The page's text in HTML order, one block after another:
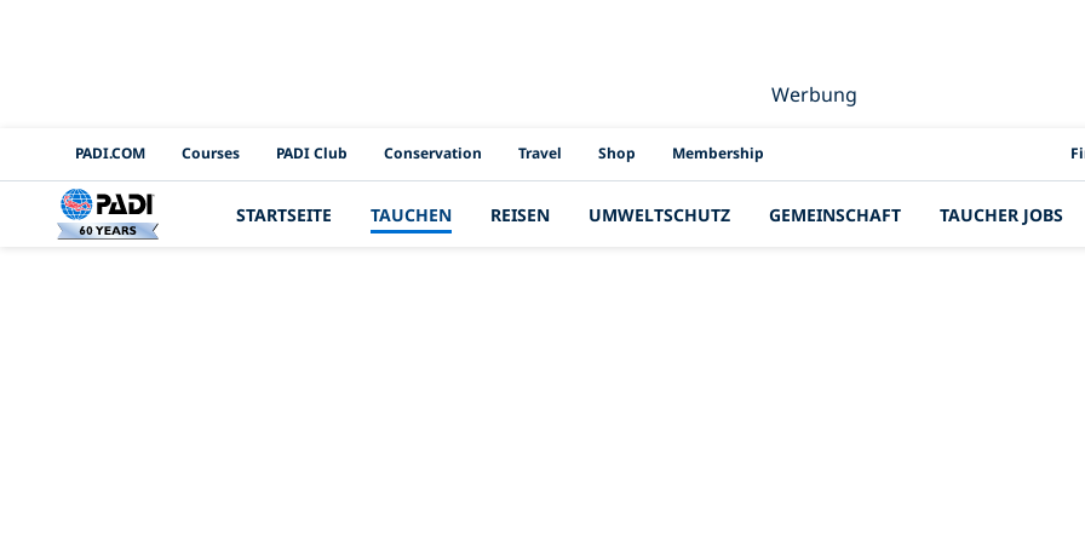
Werbung
PADI Channels
PADI.COM Courses PADI Club Conservation Travel Shop Membership
STARTSEITE TAUCHEN REISEN UMWELTSCHUTZ GEMEINSCHAFT TAUCHER JOBS